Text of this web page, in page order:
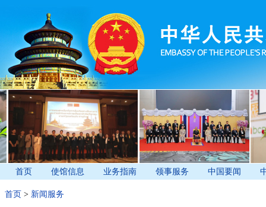
首页 使馆信息 业务指南 领事服务 中国要闻
首页 > 新闻服务